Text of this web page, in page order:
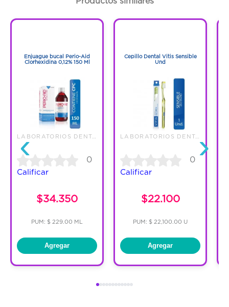
‹
Enjuague bucal Perio-Aid
Clorhexidina 0,12% 150 Ml
0
Calificar
$34.350
PUM: $ 229.00 ML
Agregar
Cepillo Dental Vitis Sensible
Und
0
Calificar
$22.100
PUM: $ 22,100.00 U
Agregar
›